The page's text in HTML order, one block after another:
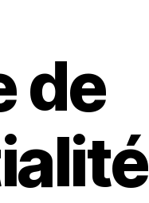
de